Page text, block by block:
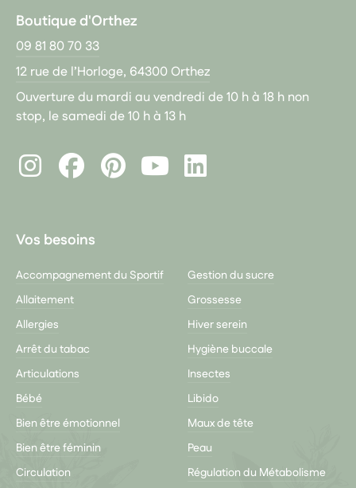
Boutique d'Orthez
09 81 80 70 33
12 rue de l’Horloge, 64300 Orthez
Ouverture du mardi au vendredi de 10 h à 18 h non
stop, le samedi de 10 h à 13 h
InstagramFacebookPinterest
LinkedIn
Vos besoins
Accompagnement du Sportif
Allaitement
Allergies
Arrêt du tabac
Articulations
Bébé
Bien être émotionnel
Bien être féminin
Circulation
Gestion du sucre
Grossesse
Hiver serein
Hygiène buccale
Insectes
Libido
Maux de tête
Peau
Régulation du Métabolisme